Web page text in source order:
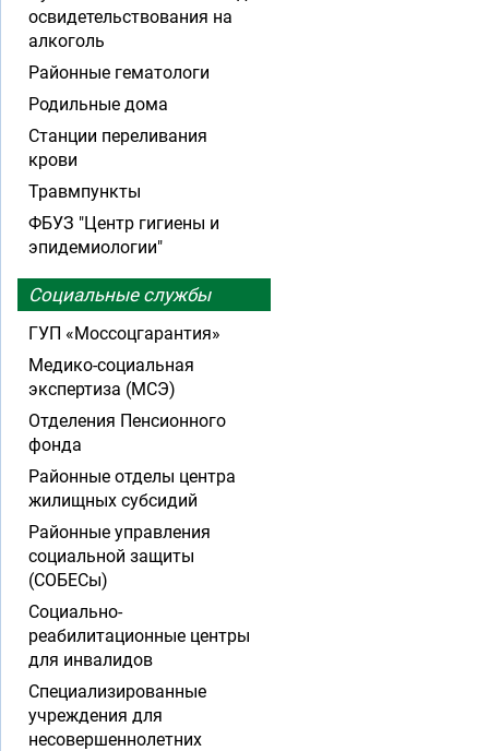
освидетельствования на
алкоголь
Районные гематологи
Родильные дома
Станции переливания
крови
Травмпункты
ФБУЗ "Центр гигиены и
эпидемиологии"
Социальные службы
ГУП «Моссоцгарантия»
Медико-социальная
экспертиза (МСЭ)
Отделения Пенсионного
фонда
Районные отделы центра
жилищных субсидий
Районные управления
социальной защиты
(СОБЕСы)
Социально-
реабилитационные центры
для инвалидов
Специализированные
учреждения для
несовершеннолетних